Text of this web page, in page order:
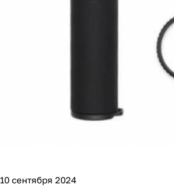
10 сентября 2024